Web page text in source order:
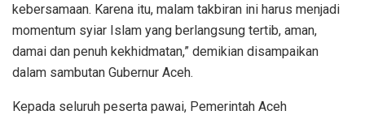
kebersamaan. Karena itu, malam takbiran ini harus menjadi
momentum syiar Islam yang berlangsung tertib, aman,
damai dan penuh kekhidmatan,” demikian disampaikan
dalam sambutan Gubernur Aceh.
Kepada seluruh peserta pawai, Pemerintah Aceh